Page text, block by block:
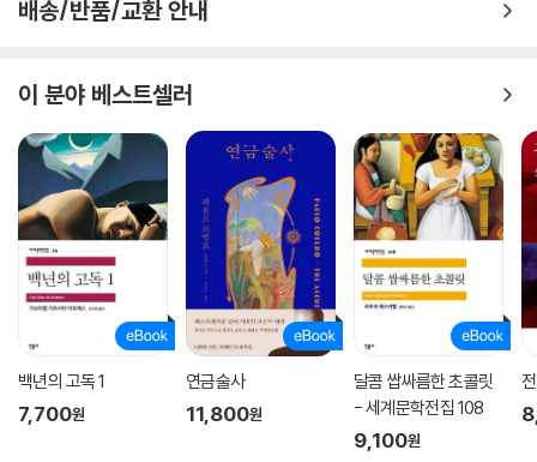
석으로 정평 있는 마르띤 데 리께르(Mart?n de Riquer) 역주 Miguel d
존 제이 앨런(John Jay Allen) 아메리꼬 까스뜨로(Am?rico Castro)
등 여러 연구서를 종합해 저자의 의도에 가장 근접한 해석이 되도록 했다.
2. 중세소설의 특징인 긴 장제목과 원서 체제를 그대로 따르고, 원문의 오
자와 원저자의 실수까지 그대로 옮긴 뒤 옮긴이 주를 달아 원서의 참맛을
느끼도록 했다. 3. 유음이의어를 비롯한 언어유희가 많은 저자의 문체 특
성과 수사법을 최대한 살리기 위해 우리말에서 유사한 말들을 찾아 넣고
맥락에 맞는 문장으로 옮겼다. 4. 중세 기사소설과 유럽 고전의 인용 등을
모두 찾아 넣고 상세한 역주를 달았다.
1966년 계간 『창작과비평』을 창간한 이래 한국문학을 풍성하게 하고 민
족문학과 세계문학 담론을 주도해온 창비가 오직 좋은 책으로 독자와 함께
하고자 하는 마음으로 ‘창비세계문학’을 출간했다. ‘창비세계문학’이 다른
배송/반품/교환 안내
이 분야 베스트셀러
백년의 고독 1
7,700원
연금술사
11,800원
달콤 쌉싸름한 초콜릿
- 세계문학전집 108
9,100원